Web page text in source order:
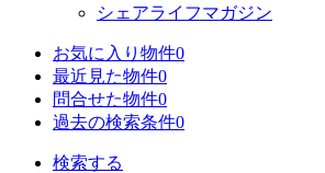
シェアライフマガジン
お気に入り物件0
最近見た物件0
問合せた物件0
過去の検索条件0
検索する